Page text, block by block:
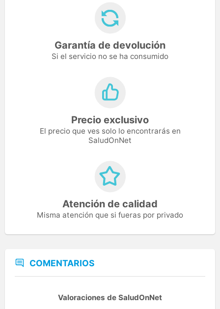
Garantía de devolución
Si el servicio no se ha consumido
Precio exclusivo
El precio que ves solo lo encontrarás en
SaludOnNet
Atención de calidad
Misma atención que si fueras por privado
COMENTARIOS
Valoraciones de SaludOnNet